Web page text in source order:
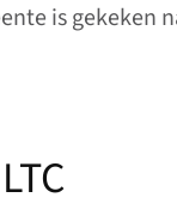
is gekeken